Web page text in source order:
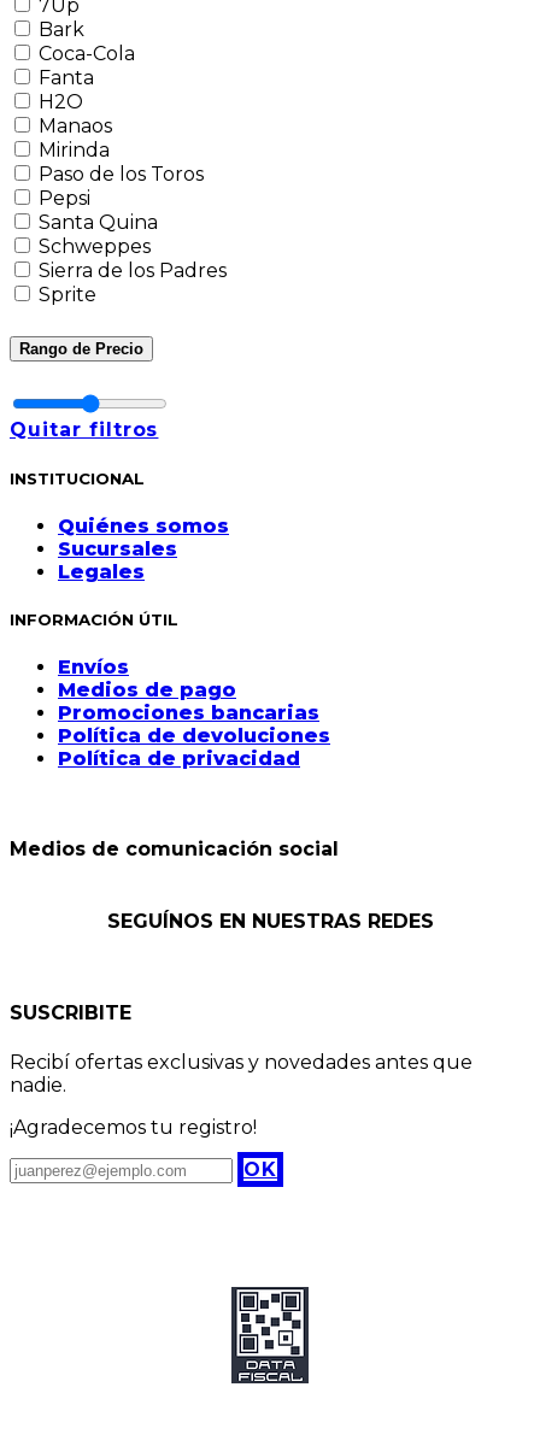
7Up
Bark
Coca-Cola
Fanta
H2O
Manaos
Mirinda
Paso de los Toros
Pepsi
Santa Quina
Schweppes
Sierra de los Padres
Sprite
Rango de Precio
Quitar filtros
INSTITUCIONAL
Quiénes somos
Sucursales
Legales
INFORMACIÓN ÚTIL
Envíos
Medios de pago
Promociones bancarias
Política de devoluciones
Política de privacidad
Medios de comunicación social
SEGUÍNOS EN NUESTRAS REDES
SUSCRIBITE
Recibí ofertas exclusivas y novedades antes que
nadie.
¡Agradecemos tu registro!
OK